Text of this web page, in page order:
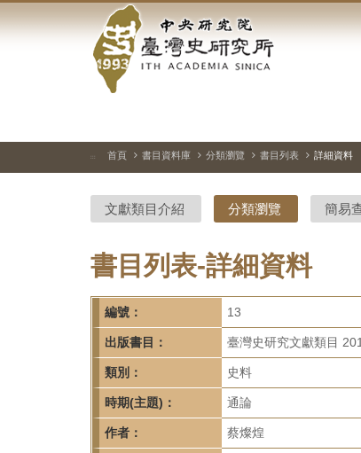
到
中
央
研
院-
臺
灣
史
研
究
所-
首
頁
::: 首頁 書目資料庫 分類瀏覽 書目列表 詳細資料
文獻類目介紹 分類瀏覽 簡易
書目列表-詳細資料
編號： 13
出版書目： 臺灣史研究文獻類目
類別： 史料
時期(主題)： 通論
作者： 蔡燦煌